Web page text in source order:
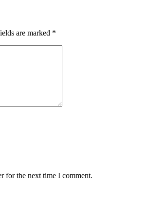
are marked *
for the next time I comment.